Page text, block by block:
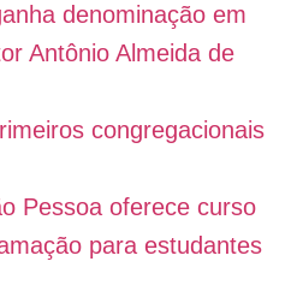
denominação em
Antônio Almeida de
congregacionais
Pessoa oferece curso
para estudantes